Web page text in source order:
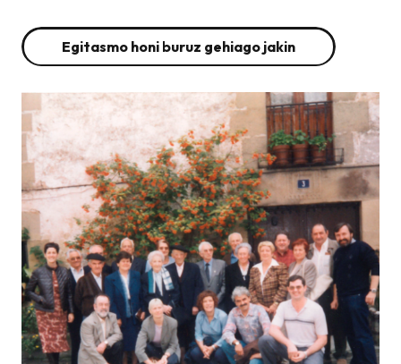
Egitasmo honi buruz gehiago jakin